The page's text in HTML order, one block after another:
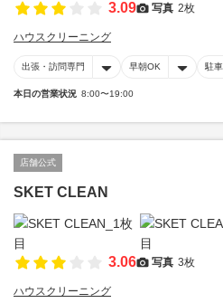
3.09 写真 2枚
ハウスクリーニング
出張・訪問専門 早朝OK 駐
本日の営業状況 8:00〜19:00
店舗公式
SKET CLEAN
3.06 写真 3枚
ハウスクリーニング